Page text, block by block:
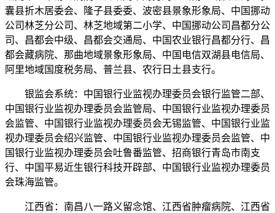
囊县折木居委会、隆子县委委、波密县景象形象局、中国挪动
公司林芝分公司、林芝地域第二小学、中国挪动公司昌都分公
司、昌都会中级、昌都会交通局、中国农业银行昌都分行、昌
都会藏病院、那曲地域景象形象局、中国电信双湖县电信局、
阿里地域国度税务局、普兰县、农行日土县支行。
银监会系统：中国银行业监视办理委员会银行监管二部、
中国银行业监视办理委员会监管局、中国银行业监视办理委员
会监管、中国银行业监视办理委员会无锡监管、中国银行业监
视办理委员会绍兴监管、中国银行业监视办理委员会监管、中
国银行业监视办理委员会吐鲁番监管、招商银行青岛市南支
行、中国平易近生银行科技开辟部、中国银行业监视办理委员
会珠海监管。
江西省：南昌八一路义留念馆、江西省肿瘤病院、江西省